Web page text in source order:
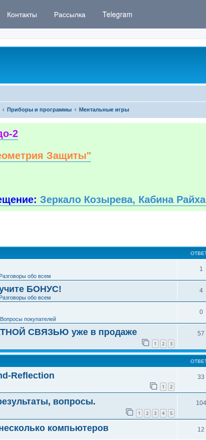
Контакты Рассылка Telegram
Приборы и программы Ментальные игры
2
Защиты"
Зеркало Козырева, Кабина
Разговоры обо всем
1
БОНУС!
Разговоры обо всем
4
Вопросы покупателей
0
СВЯЗЬЮ уже в продаже
1 2 3
57
Reflection
1 2
33
вопросы.
1 2 3 4 5
104
компьютеров 12